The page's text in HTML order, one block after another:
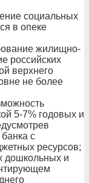
социальных
в опеке
жилищно-
российских
верхнего
не более
5-7% годовых и
с
ресурсов;
дошкольных и